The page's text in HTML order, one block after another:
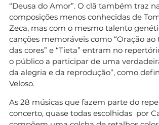
“Deusa do Amor”. O clã também traz
composições menos conhecidas de
Zeca, mas com o mesmo talento
canções memoráveis como “Oração ao
das cores” e “Tieta” entram no
o público a participar de uma
da alegria e da reprodução”, como
Veloso.
As 28 músicas que fazem parte do
concerto, quase todas escolhidas por